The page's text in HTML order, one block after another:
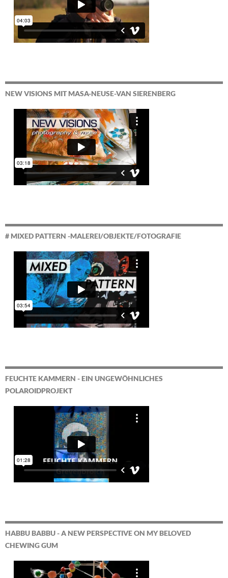
NEW VISIONS MIT MASA-NEUSE-VAN SIERENBERG
# MIXED PATTERN -MALEREI/OBJEKTE/FOTOGRAFIE
FEUCHTE KAMMERN - EIN UNGEWÖHNLICHES
POLAROIDPROJEKT
HABBU BABBU - A NEW PERSPECTIVE ON MY BELOVED
CHEWING GUM